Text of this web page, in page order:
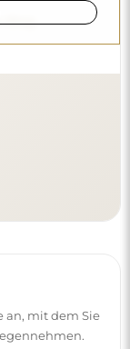
direkt in
cm oder
Produkten
Sendung